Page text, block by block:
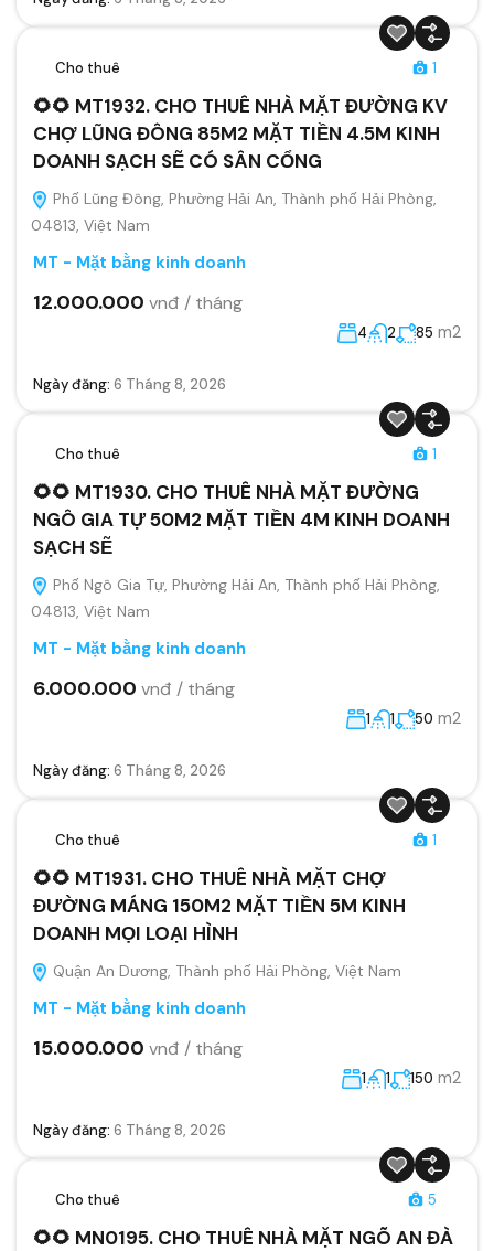
Cho thuê 1
🌻🌻 MT1932. CHO THUÊ NHÀ MẶT ĐƯỜNG KV
CHỢ LŨNG ĐÔNG 85M2 MẶT TIỀN 4.5M KINH
DOANH SẠCH SẼ CÓ SÂN CỔNG
Phố Lũng Đông, Phường Hải An, Thành phố Hải Phòng,
04813, Việt Nam
MT - Mặt bằng kinh doanh
12.000.000 vnđ / tháng
4 2 85 m2
Ngày đăng: 6 Tháng 8, 2026
Cho thuê 1
🌻🌻 MT1930. CHO THUÊ NHÀ MẶT ĐƯỜNG
NGÔ GIA TỰ 50M2 MẶT TIỀN 4M KINH DOANH
SẠCH SẼ
Phố Ngô Gia Tự, Phường Hải An, Thành phố Hải Phòng,
04813, Việt Nam
MT - Mặt bằng kinh doanh
6.000.000 vnđ / tháng
1 1 50 m2
Ngày đăng: 6 Tháng 8, 2026
Cho thuê 1
🌻🌻 MT1931. CHO THUÊ NHÀ MẶT CHỢ
ĐƯỜNG MÁNG 150M2 MẶT TIỀN 5M KINH
DOANH MỌI LOẠI HÌNH
Quận An Dương, Thành phố Hải Phòng, Việt Nam
MT - Mặt bằng kinh doanh
15.000.000 vnđ / tháng
1 1 150 m2
Ngày đăng: 6 Tháng 8, 2026
Cho thuê 5
🌻🌻 MN0195. CHO THUÊ NHÀ MẶT NGÕ AN ĐÀ